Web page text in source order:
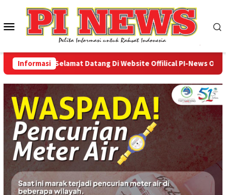
konten
Menu
Mobile
InformasiSelamat Datang Di Website Offilical PI-News Online -